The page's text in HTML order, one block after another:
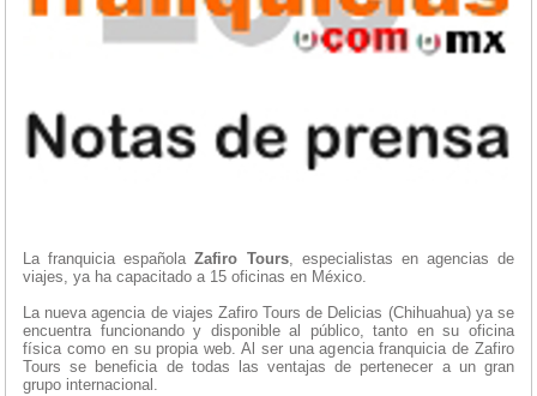
La franquicia españolaZafiro Tours, especialistas en agencias de
viajes, ya ha capacitado a 15 oficinas en México.
La nueva agencia de viajes Zafiro Tours de Delicias (Chihuahua) ya se
encuentra funcionando y disponible al público, tanto en su oficina
física como en su propia web. Al ser una agencia franquicia de Zafiro
Tours se beneficia de todas las ventajas de pertenecer a un gran
grupo internacional.